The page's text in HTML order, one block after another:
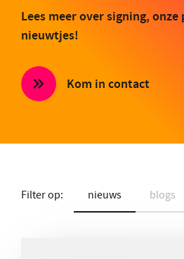
Lees meer over signing,
nieuwtjes!
Kom in contact
Filter op: nieuws blogs